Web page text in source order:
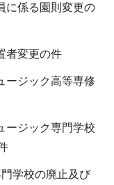
に係る園則変更の
者変更の件
ージック高等専修
ージック専門学校
学校の廃止及び